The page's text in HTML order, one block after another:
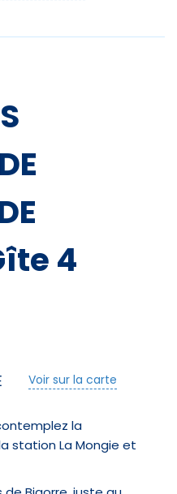
4
Voir sur la carte
la
station La Mongie et